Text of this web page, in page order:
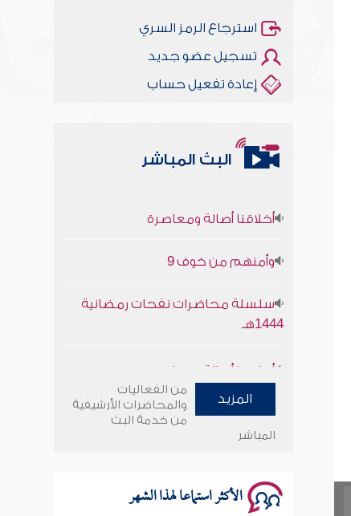
استرجاع الرمز السري
تسجيل عضو جديد
إعادة تفعيل حساب
البث المباشر
1444هـ
وأمنهم من خوف 9
سلسلة محاضرات نفحات رمضانية
المزيد
من الفعاليات
والمحاضرات الأرشيفية
من خدمة البث
المباشر
الأكثر استماعا لهذا الشهر